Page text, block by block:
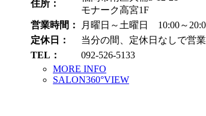
住所：
モナーク高宮1F
営業時間：
月曜日～土曜日 10:00～
定休日：
当分の間、定休日なしで営業
TEL：
092-526-5133
MORE INFO
SALON360°VIEW